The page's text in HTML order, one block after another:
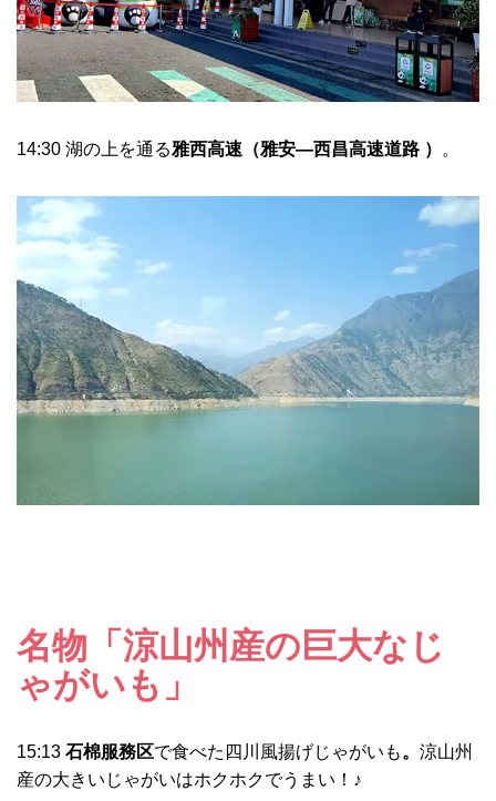
14:30 湖の上を通る雅西高速（雅安—西昌高速道路 ） 。
名物「涼山州産の巨大なじ
ゃがいも」
15:13 石棉服務区で食べた四川風揚げじゃがいも。 涼山州
産の大きいじゃがいはホクホクでうまい！♪